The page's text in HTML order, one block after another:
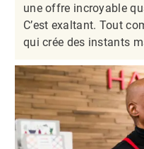
une offre incroyable
C’est exaltant. Tout
qui crée des instants